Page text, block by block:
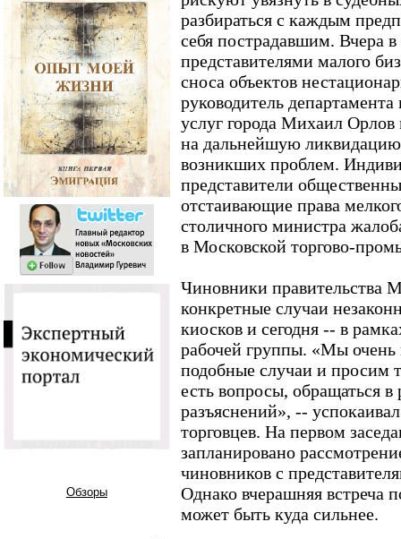
Обзоры
разбираться с каждым
себя пострадавшим. Вчера
представителями малого
сноса объектов
руководитель
услуг города Михаил Орлов
на дальнейшую ликвидацию
возникших проблем.
представители
отстаивающие права
столичного министра
в Московской торгово-
Чиновники правительства
конкретные случаи
киосков и сегодня -- в
рабочей группы. «Мы очень
подобные случаи и просим
есть вопросы, обращаться
разъяснений», --
торговцев. На первом
запланировано
чиновников с
Однако вчерашняя встреча
может быть куда сильнее.